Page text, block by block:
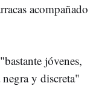
acompañado
jóvenes,
y discreta"